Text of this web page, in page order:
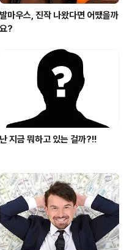
발마우스, 진작 나왔다면 어땠을까
요?
난 지금 뭐하고 있는 걸까?!!